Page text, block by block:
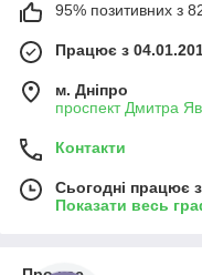
95% позитивних з
Працює з
м. Дніпро
проспект Дмитра
Контакти
Сьогодні працює
Показати весь